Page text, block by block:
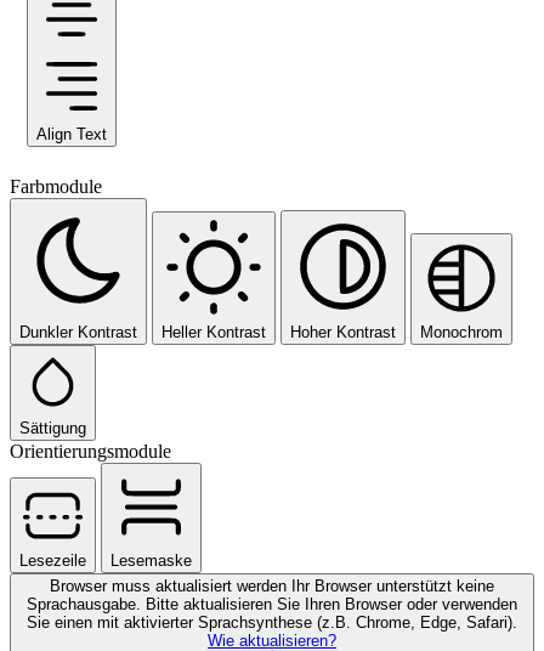
Align Text
Farbmodule
Dunkler Kontrast Heller Kontrast Hoher Kontrast Monochrom
Sättigung
Orientierungsmodule
Lesezeile
Lesemaske
Browser muss aktualisiert werden Ihr Browser unterstützt keine
Sprachausgabe. Bitte aktualisieren Sie Ihren Browser oder verwenden
Sie einen mit aktivierter Sprachsynthese (z.B. Chrome, Edge, Safari).
Wie aktualisieren?